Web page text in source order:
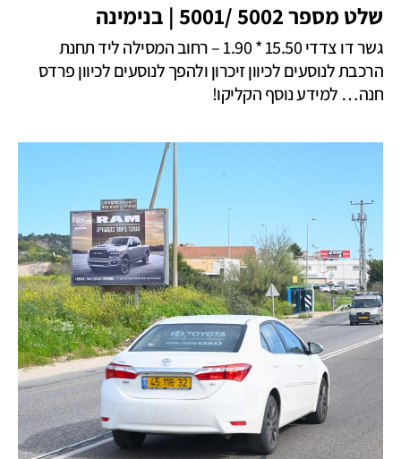
שלט מספר 5002 /5001 | בנימינה
גשר דו צדדי 15.50 * 1.90 – רחוב המסילה ליד תחנת
הרכבת לנוסעים לכיוון זיכרון ולהפך לנוסעים לכיוון פרדס
חנה… למידע נוסף הקליקו!